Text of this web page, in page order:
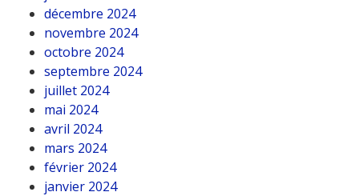
décembre 2024
novembre 2024
octobre 2024
septembre 2024
juillet 2024
mai 2024
avril 2024
mars 2024
février 2024
janvier 2024